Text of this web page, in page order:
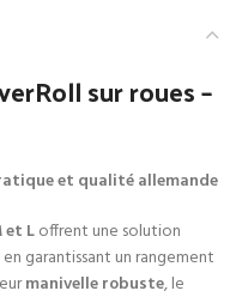
sur roues –
et qualité allemande
et Loffrent une solution
garantissant un rangement
manivelle robuste, le